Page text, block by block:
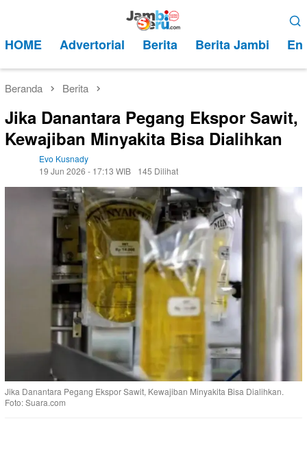
kontenMobile
HOME Advertorial Berita Berita Jambi
Beranda Berita
Jika Danantara Pegang Ekspor Sawit,
Kewajiban Minyakita Bisa Dialihkan
Evo Kusnady
19 Jun 2026 - 17:13 WIB
145 Dilihat
Jika Danantara Pegang Ekspor Sawit, Kewajiban Minyakita Bisa Dialihkan.
Foto: Suara.com